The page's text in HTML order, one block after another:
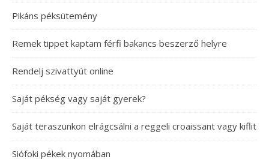
Pikáns péksütemény
Remek tippet kaptam férfi bakancs beszerző helyre
Rendelj szivattyút online
Saját pékség vagy saját gyerek?
Saját teraszunkon elrágcsálni a reggeli croaissant vagy kiflit
Siófoki pékek nyomában